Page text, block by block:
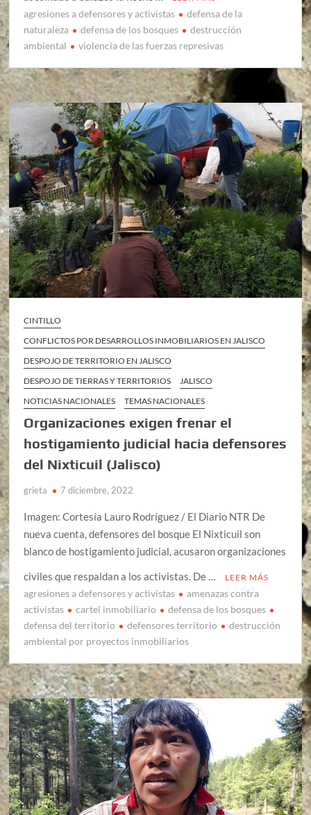
agresiones a defensores y activistas
defensa de la
naturaleza
defensa de los bosques
destrucción
ambiental
violencia de las fuerzas represivas
CINTILLO
CONFLICTOS POR DESARROLLOS INMOBILIARIOS EN JALISCO
DESPOJO DE TERRITORIO EN JALISCO
DESPOJO DE TIERRAS Y TERRITORIOS
JALISCO
NOTICIAS NACIONALES
TEMAS NACIONALES
Organizaciones exigen frenar el
hostigamiento judicial hacia defensores
del Nixticuil (Jalisco)
grieta 7 diciembre, 2022
Imagen: Cortesía Lauro Rodríguez / El Diario NTR De
nueva cuenta, defensores del bosque El Nixticuil son
blanco de hostigamiento judicial, acusaron organizaciones
civiles que respaldan a los activistas. De …
LEER MÁS
agresiones a defensores y activistas
amenazas contra
activistas
cartel inmobiliario
defensa de los bosques
defensa del territorio
defensores territorio
destrucción
ambiental por proyectos inmobiliarios